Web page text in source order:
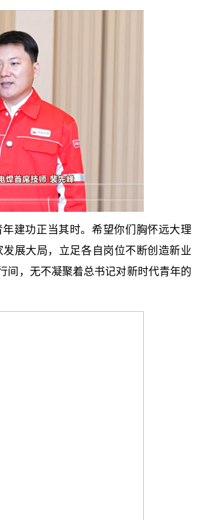
建功正当其时。希望你们胸怀远大理
展大局，立足各自岗位不断创造新业
间，无不凝聚着总书记对新时代青年的